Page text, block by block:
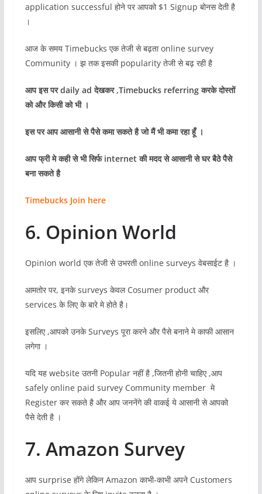
application successful होने पर आपको $1 Signup बोनस देती है
।
आज के समय Timebucks एक तेजी से बढ़ता online survey
Community । झ तक इसकी popularity तेजी से बढ़ रही है
आप इस परdaily ad देखकर ,Timebucks referring करके दोस्तों
को और किसी को भी ।
इस पर आप आसानी से पैसे कमा सकते है जो मैं भी कमा रहा हूँ ।
आप फ्री मे कही से भी सिर्फ internet की मदद से आसानी से घर बैठे पैसे
बना सकते है
Timebucks Join here
6. Opinion World
Opinion world एक तेजी से उभरती online surveys वेबसाईट है ।
आमतोर पर, इनके surveys केवल Cosumer product और
services के लिए के बारे मे होते है।
इसलिए ,आपको उनके Surveys पूरा करने और पैसे बनाने मे काफी आसान
लगेगा ।
यदि यह website उतनी Popular नहीं है ,जितनी होनी चाहिए ,आप
safely online paid survey Community member मे
Register कर सकते है और आप जननेंगे की वाकई ये आसानी से आपको
पैसे देती है ।
7. Amazon Survey
आप surprise होंगे लेकिन Amazon काभी-काभी अपने Customers